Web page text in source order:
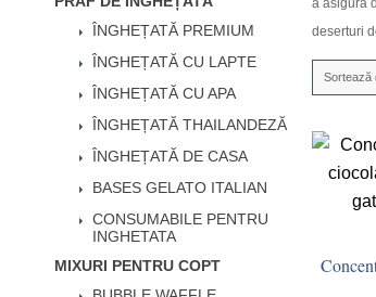
a asigura
deserturi
Sortează
ÎNGHEȚATĂ PREMIUM
ÎNGHEȚATĂ CU LAPTE
ÎNGHEȚATĂ CU APA
ÎNGHEȚATĂ THAILANDEZĂ
ÎNGHEȚATĂ DE CASA
BASES GELATO ITALIAN
CONSUMABILE PENTRU
INGHETATA
MIXURI PENTRU COPT